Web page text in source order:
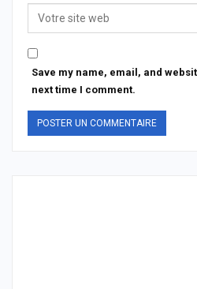
Save my name, email, and
next time I comment.